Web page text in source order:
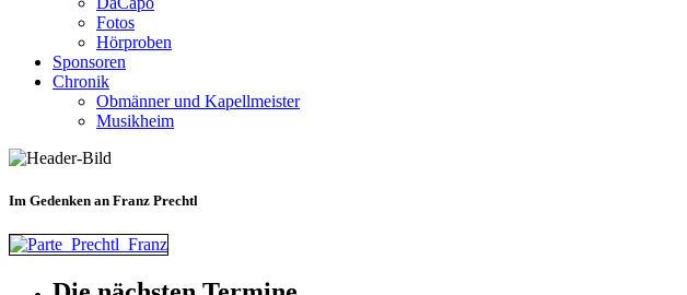
Fotos
Hörproben
Sponsoren
Chronik
Obmänner und Kapellmeister
Musikheim
Im Gedenken an Franz Prechtl